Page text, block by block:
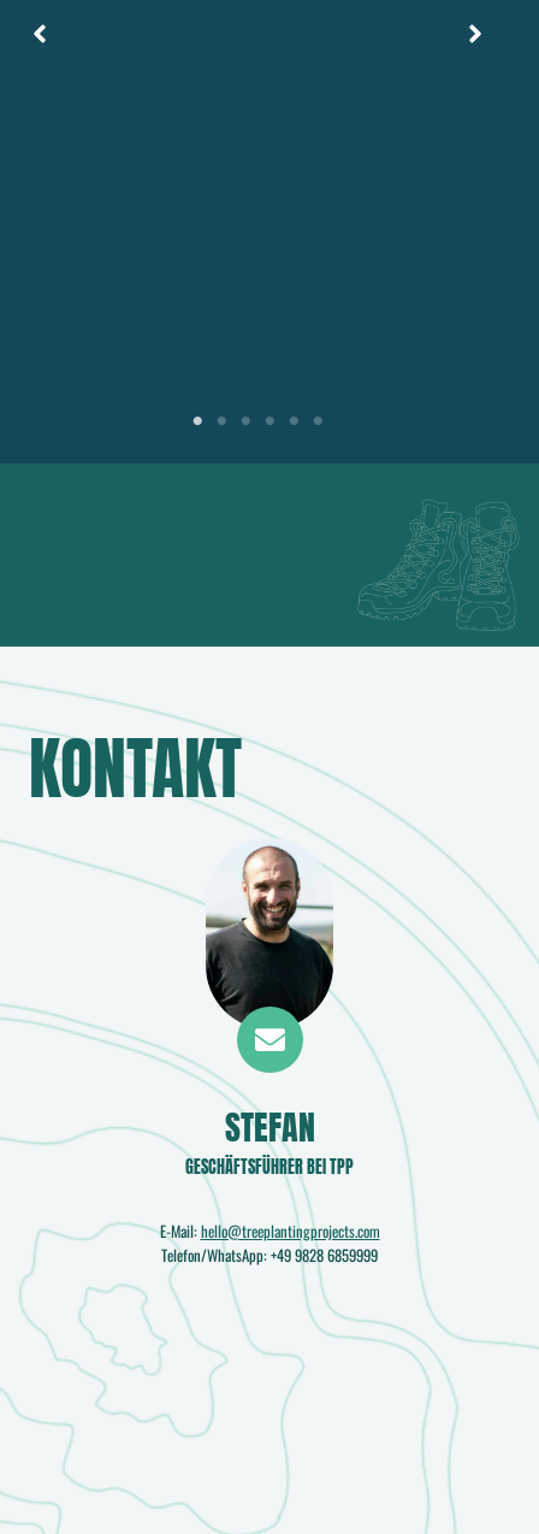
KONTAKT
STEFAN
GESCHÄFTSFÜHRER BEI TPP
E-Mail:hello@treeplantingprojects.com
Telefon/WhatsApp: +49 9828 6859999